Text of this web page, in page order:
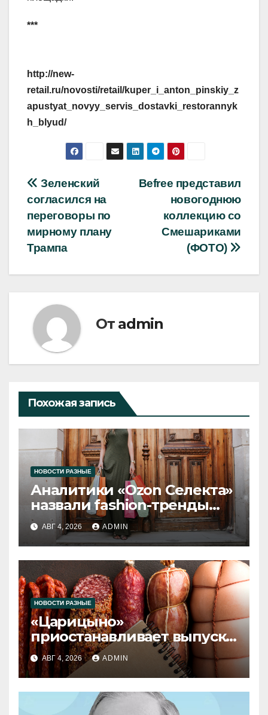
***
http://new-
retail.ru/novosti/retail/kuper_i_anton_pinskiy_z
apustyat_novyy_servis_dostavki_restorannyk
h_blyud/
Навигация
по
записям
Befree представил
новогоднюю
коллекцию со
Смешариками
(ФОТО)
Зеленский
согласился на
переговоры по
мирному плану
Трампа
От admin
Похожая запись
НОВОСТИ РАЗНЫЕ
Аналитики «Ozon Селекта»
назвали fashion-тренды
2026 года
АВГ 4, 2026 ADMIN
НОВОСТИ РАЗНЫЕ
«Царицыно»
приостанавливает выпуск
продукции
АВГ 4, 2026 ADMIN